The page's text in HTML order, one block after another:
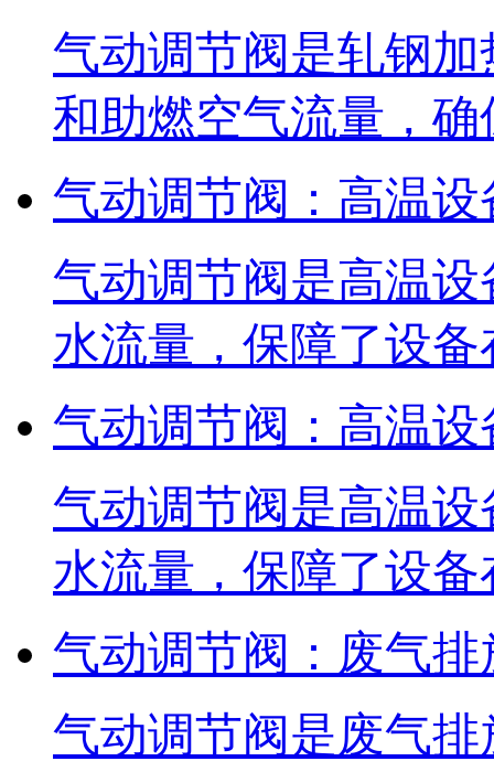
气动调节阀是轧钢
和助燃空气流量，
气动调节阀：高温
气动调节阀是高温
水流量，保障了设
气动调节阀：高温
气动调节阀是高温
水流量，保障了设
气动调节阀：废气排
气动调节阀是废气